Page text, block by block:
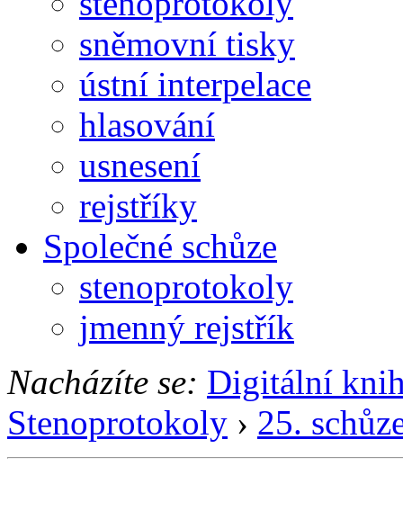
sněmovní tisky
ústní interpelace
hlasování
usnesení
rejstříky
Společné schůze
stenoprotokoly
jmenný rejstřík
Nacházíte se: Digitální
Stenoprotokoly › 25.